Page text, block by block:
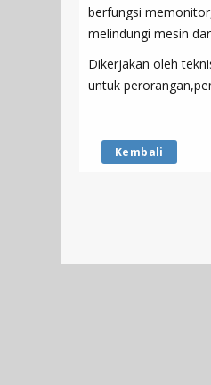
berfungsi
melindungi mesin
Dikerjakan oleh
untuk
Kembali